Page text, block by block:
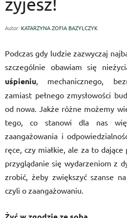
Autor: KATARZYNA ZOFIA BAZYLCZYK
Podczas gdy ludzie zazwyczaj
szczególnie obawiam się
uśpieniu, mechanicznego,
zamiast pełnego zmysłowości
od nowa. Jakże różne możemy
tego, co stanowi dla nas
zaangażowania i
ręce, czy miałkie, ale za to
przyglądanie się wydarzeniom z
zrobić, żeby zwiększyć szanse
czyli o zaangażowaniu.